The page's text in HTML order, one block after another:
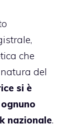
che
del
si è
nazionale.